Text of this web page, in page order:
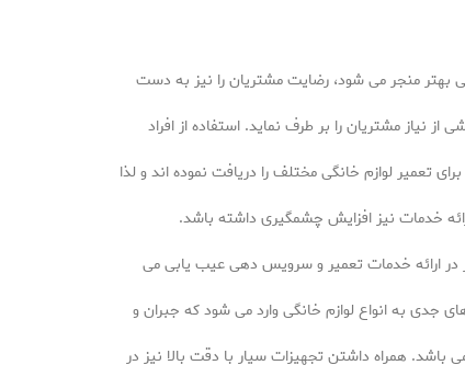
بهتر منجر می شود، رضایت مشتریان را نیز به دست
از نیاز مشتریان را بر طرف نماید. استفاده از افراد
تعمیر لوازم خانگی مختلف را دریافت نموده اند و لذا
خدمات نیز افزایش چشمگیری داشته باشد.
در ارائه خدمات تعمیر و سرویس دهی عیب یابی می
به انواع لوازم خانگی وارد می شود که جبران و
همراه داشتن تجهیزات سیار با دقت بالا نیز در